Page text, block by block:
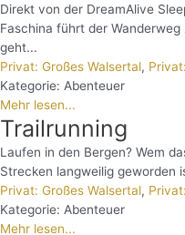
Direkt von der DreamAlive
Faschina führt der
geht...
Privat: Großes Walsertal,
Kategorie: Abenteuer
Mehr lesen...
Trailrunning
Laufen in den Bergen? Wem
Strecken langweilig geworden
Privat: Großes Walsertal,
Kategorie: Abenteuer
Mehr lesen...